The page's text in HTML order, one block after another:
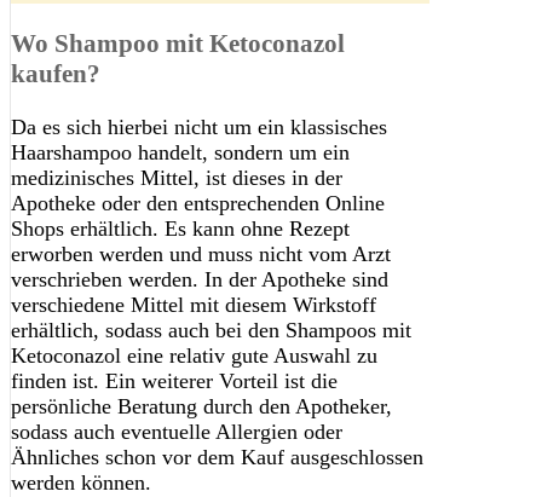
Wo Shampoo mit Ketoconazol
kaufen?
Da es sich hierbei nicht um ein klassisches
Haarshampoo handelt, sondern um ein
medizinisches Mittel, ist dieses in der
Apotheke oder den entsprechenden Online
Shops erhältlich. Es kann ohne Rezept
erworben werden und muss nicht vom Arzt
verschrieben werden. In der Apotheke sind
verschiedene Mittel mit diesem Wirkstoff
erhältlich, sodass auch bei den Shampoos mit
Ketoconazol eine relativ gute Auswahl zu
finden ist. Ein weiterer Vorteil ist die
persönliche Beratung durch den Apotheker,
sodass auch eventuelle Allergien oder
Ähnliches schon vor dem Kauf ausgeschlossen
werden können.